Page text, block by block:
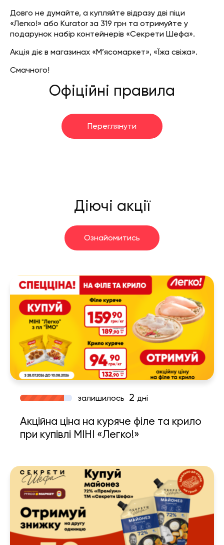
Довго не думайте, а купляйте відразу дві піци
«Легко!» або Kurator за 319 грн та отримуйте у
подарунок набір контейнерів «Секрети Шефа».
Акція діє в магазинах «М’ясомаркет», «Їжа свіжа».
Смачного!
Офіційні правила
Переглянути
Діючі акції
Ознайомитись
залишилось 2 дні
Акційна ціна на куряче філе та крило
при купівлі МІНІ «Легко!»